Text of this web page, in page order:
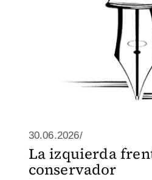
30.06.2026/
La izquierda
conservador